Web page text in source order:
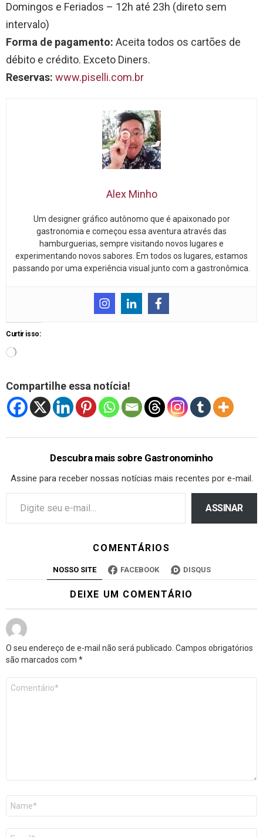
Domingos e Feriados – 12h até 23h (direto sem
intervalo)
Forma de pagamento: Aceita todos os cartões de
débito e crédito. Exceto Diners.
Reservas: www.piselli.com.br
Alex Minho
Um designer gráfico autônomo que é apaixonado por
gastronomia e começou essa aventura através das
hamburguerias, sempre visitando novos lugares e
experimentando novos sabores. Em todos os lugares, estamos
passando por uma experiência visual junto com a gastronômica.
Curtir isso:
Compartilhe essa notícia!
Descubra mais sobre Gastronominho
Assine para receber nossas notícias mais recentes por e-mail.
ASSINAR
COMENTÁRIOS
NOSSO SITE FACEBOOK DISQUS
DEIXE UM COMENTÁRIO
O seu endereço de e-mail não será publicado. Campos obrigatórios
são marcados com *